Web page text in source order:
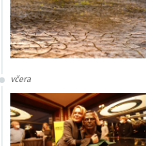
včera